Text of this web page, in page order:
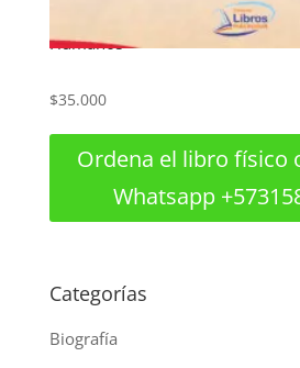
Pregones callejeros de Granada.
Humanos
$35.000
Ordena el libro físico
Whatsapp
Categorías
Biografía